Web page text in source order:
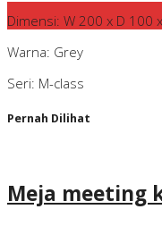
Dimensi: W 200 x D 100
Warna: Grey
Seri: M-class
Pernah Dilihat
Meja meeting